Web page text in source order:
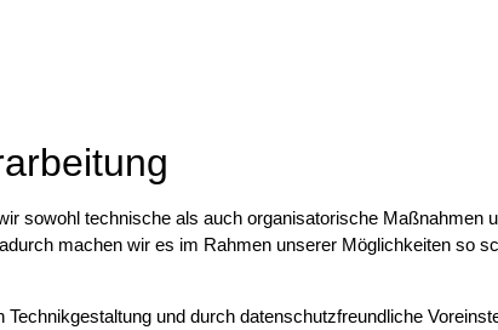
sowohl technische als auch organisatorische
machen wir es im Rahmen unserer Möglichkeiten so
und durch datenschutzfreundliche